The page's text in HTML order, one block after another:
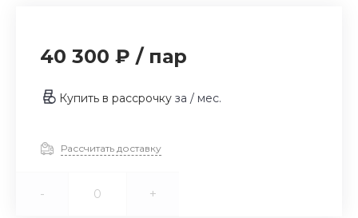
40 300 ₽ / пар
Купить в рассрочку за / мес.
Рассчитать доставку
- +